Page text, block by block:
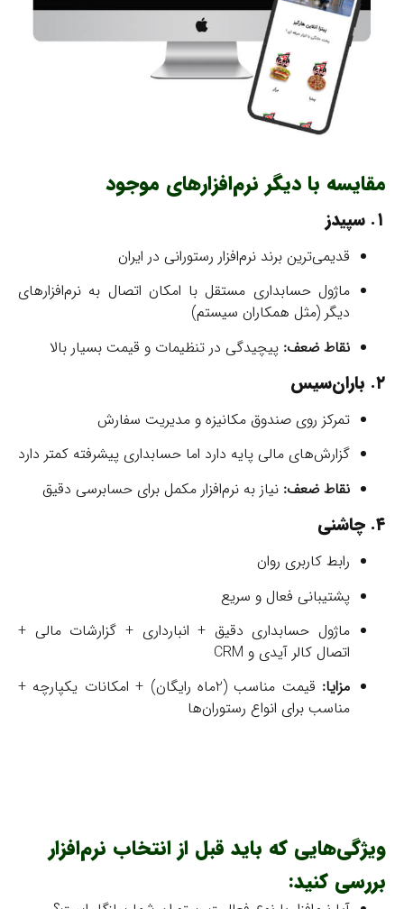
مقایسه با دیگر نرم‌افزارهای موجود
۱. سپیدز
قدیمی‌ترین برند نرم‌افزار رستورانی در ایران
ماژول حسابداری مستقل با امکان اتصال به نرم‌افزارهای
دیگر (مثل همکاران سیستم)
نقاط ضعف: پیچیدگی در تنظیمات و قیمت بسیار بالا
۲. باران‌سیس
تمرکز روی صندوق مکانیزه و مدیریت سفارش
گزارش‌های مالی پایه دارد اما حسابداری پیشرفته کمتر دارد
نقاط ضعف: نیاز به نرم‌افزار مکمل برای حسابرسی دقیق
۴. چاشنی
رابط کاربری روان
پشتیبانی فعال و سریع
ماژول حسابداری دقیق + انبارداری + گزارشات مالی +
اتصال کالر آیدی و CRM
مزایا:
قیمت مناسب (2ماه رایگان) + امکانات یکپارچه +
مناسب برای انواع رستوران‌ها
ویژگی‌هایی که باید قبل از انتخاب نرم‌افزار
بررسی کنید: